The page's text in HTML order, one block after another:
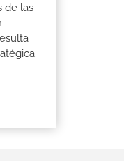
de las